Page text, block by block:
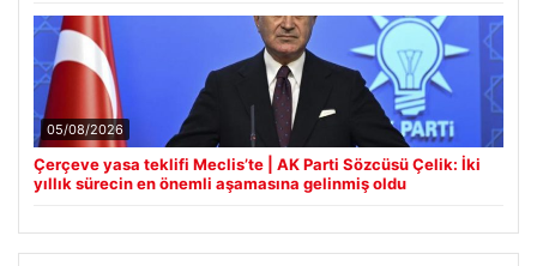
05/08/2026
Çerçeve yasa teklifi Meclis’te | AK Parti Sözcüsü Çelik: İki
yıllık sürecin en önemli aşamasına gelinmiş oldu